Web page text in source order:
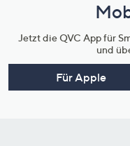
Jetzt die QVC App für
und
Für Apple